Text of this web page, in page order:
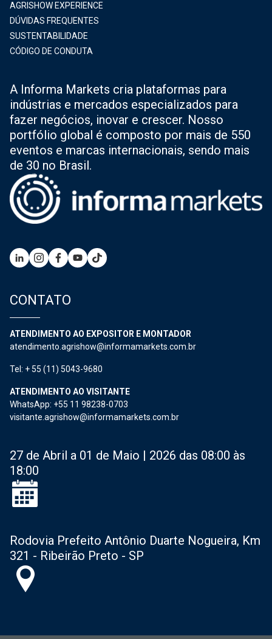
AGRISHOW EXPERIENCE
DÚVIDAS FREQUENTES
SUSTENTABILIDADE
CÓDIGO DE CONDUTA
A Informa Markets cria plataformas para
indústrias e mercados especializados para
fazer negócios, inovar e crescer. Nosso
portfólio global é composto por mais de 550
eventos e marcas internacionais, sendo mais
de 30 no Brasil.
CONTATO
ATENDIMENTO AO EXPOSITOR E MONTADOR
atendimento.agrishow@informamarkets.com.br
Tel: + 55 (11) 5043-9680
ATENDIMENTO AO VISITANTE
WhatsApp: +55 11 98238-0703
visitante.agrishow@informamarkets.com.br
27 de Abril a 01 de Maio | 2026 das 08:00 às
18:00
Rodovia Prefeito Antônio Duarte Nogueira, Km
321 - Ribeirão Preto - SP